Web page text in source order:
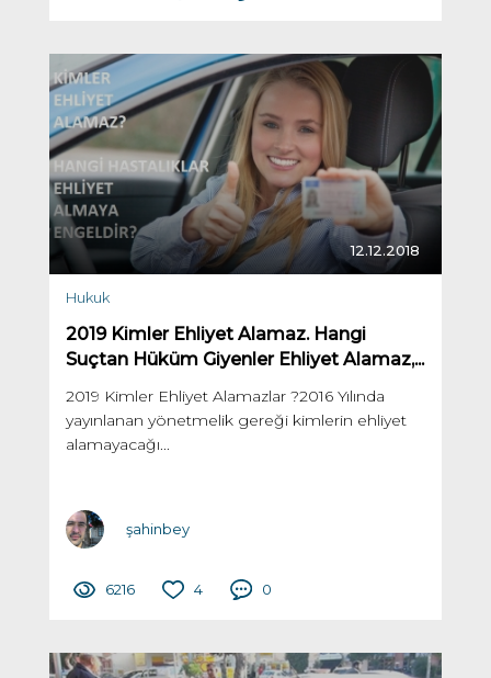
12.12.2018
Hukuk
2019 Kimler Ehliyet Alamaz. Hangi
Suçtan Hüküm Giyenler Ehliyet Alamaz,...
2019 Kimler Ehliyet Alamazlar ?2016 Yılında
yayınlanan yönetmelik gereği kimlerin ehliyet
alamayacağı...
şahinbey
6216 4 0